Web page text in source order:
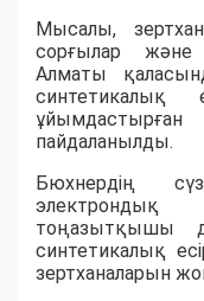
Мысалы,
сорғылар және
Алматы
синтетикалық
пайдаланылды.
Бюхнердің
тоңазытқышы
синтетикалық
зертханаларын